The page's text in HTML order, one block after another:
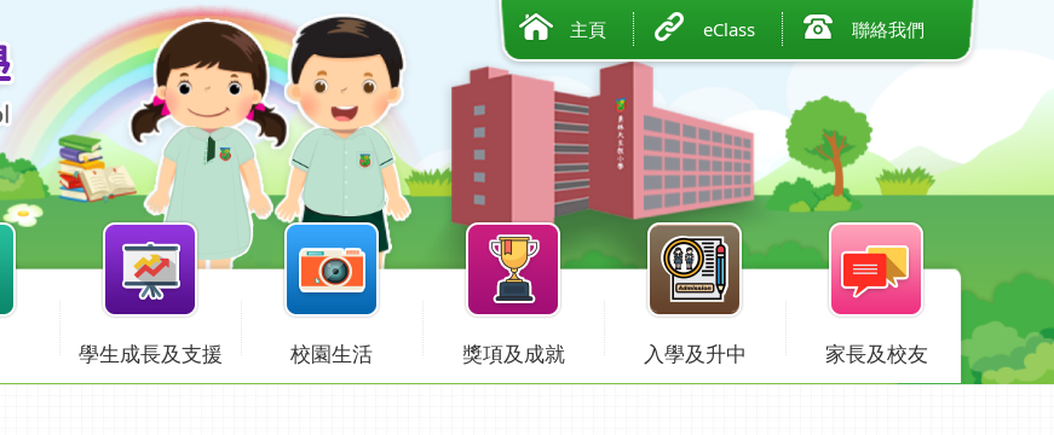
主頁 eClass 聯絡我們
學生成長及支援 校園生活 獎項及成就 入學及升中 家長及校友